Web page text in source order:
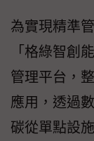
為實現精準
「格綠智創
管理平台，
應用，透過
碳從單點設